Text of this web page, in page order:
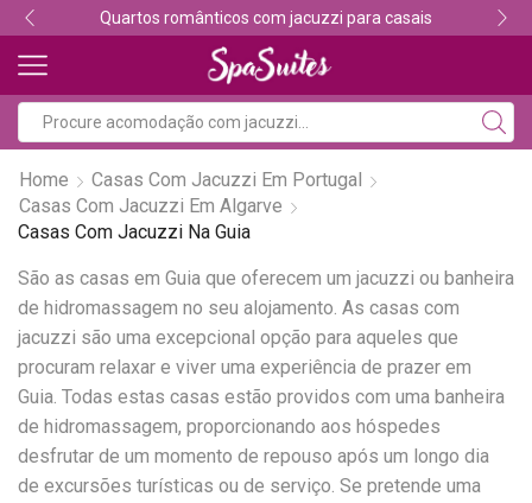
Quartos românticos com jacuzzi para casais
Home
Casas Com Jacuzzi Em Portugal
Casas Com Jacuzzi Em Algarve
Casas Com Jacuzzi Na Guia
São as casas em Guia que oferecem um jacuzzi ou banheira
de hidromassagem no seu alojamento. As casas com
jacuzzi são uma excepcional opção para aqueles que
procuram relaxar e viver uma experiência de prazer em
Guia. Todas estas casas estão providos com uma banheira
de hidromassagem, proporcionando aos hóspedes
desfrutar de um momento de repouso após um longo dia
de excursões turísticas ou de serviço. Se pretende uma